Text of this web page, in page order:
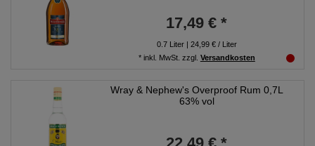
17,49 € *
0.7Liter| 24,99 € / Liter
* inkl. MwSt. zzgl. Versandkosten
Wray & Nephew's Overproof Rum 0,7L
63% vol